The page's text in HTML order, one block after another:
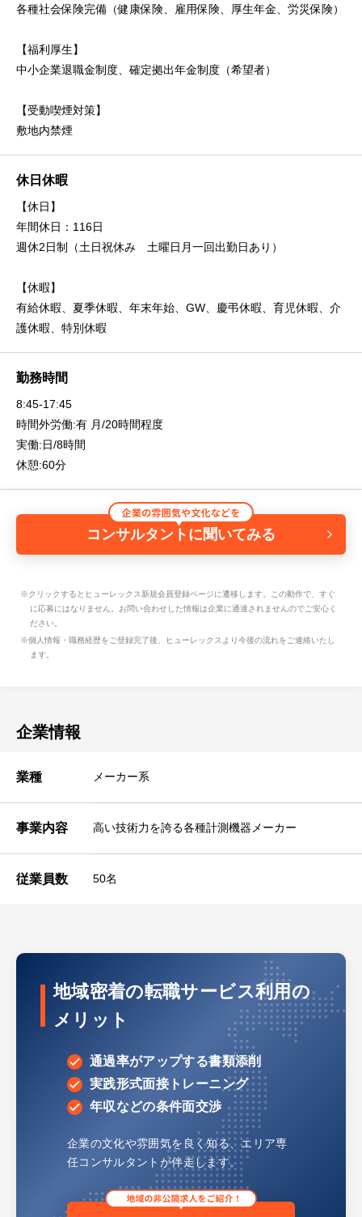
各種社会保険完備（健康保険、雇用保険、厚生年金、労災保険）
【福利厚生】
中小企業退職金制度、確定拠出年金制度（希望者）
【受動喫煙対策】
敷地内禁煙
休日休暇
【休日】
年間休日：116日
週休2日制（土日祝休み 土曜日月一回出勤日あり）
【休暇】
有給休暇、夏季休暇、年末年始、GW、慶弔休暇、育児休暇、介
護休暇、特別休暇
勤務時間
8:45-17:45
時間外労働:有 月/20時間程度
実働:日/8時間
休憩:60分
コンサルタントに聞いてみる
※クリックするとヒューレックス新規会員登録ページに遷移します。この動作で、すぐ
に応募にはなりません。お問い合わせした情報は企業に通達されませんのでご安心く
ださい。
※個人情報・職務経歴をご登録完了後、ヒューレックスより今後の流れをご連絡いたし
ます。
企業情報
業種 メーカー系
事業内容 高い技術力を誇る各種計測機器メーカー
従業員数 50名
地域密着の転職サービス利用の
メリット
通過率がアップする書類添削
実践形式面接トレーニング
年収などの条件面交渉
企業の文化や雰囲気を良く知る、エリア専
任コンサルタントが伴走します。